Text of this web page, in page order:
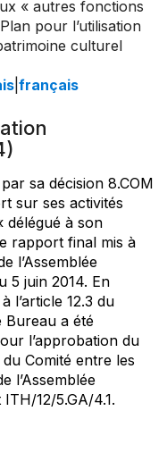
« autres fonctions
pour l’utilisation
culturel
français
sa décision 8.COM
sur ses activités
délégué à son
rapport final mis à
l’Assemblée
5 juin 2014. En
l’article 12.3 du
Bureau a été
l’approbation du
Comité entre les
l’Assemblée
12/5.GA/4.1.